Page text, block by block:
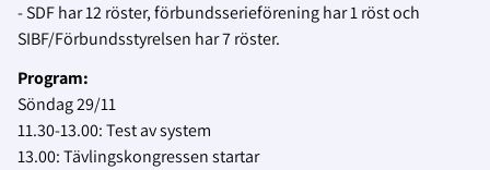
- SDF har 12 röster, förbundsserieförening har 1 röst och
SIBF/Förbundsstyrelsen har 7 röster.
Program:
Söndag 29/11
11.30-13.00: Test av system
13.00: Tävlingskongressen startar